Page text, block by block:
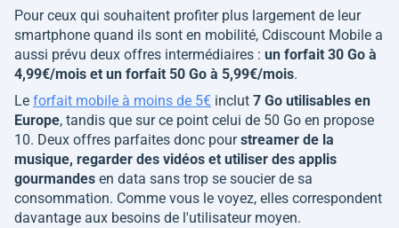
Pour ceux qui souhaitent profiter plus largement de leur
smartphone quand ils sont en mobilité, Cdiscount Mobile a
aussi prévu deux offres intermédiaires : un forfait 30 Go à
4,99€/mois et un forfait 50 Go à 5,99€/mois.
Le forfait mobile à moins de 5€ inclut 7 Go utilisables en
Europe, tandis que sur ce point celui de 50 Go en propose
10. Deux offres parfaites donc pourstreamer de la
musique, regarder des vidéos et utiliser des applis
gourmandes en data sans trop se soucier de sa
consommation. Comme vous le voyez, elles correspondent
davantage aux besoins de l'utilisateur moyen.